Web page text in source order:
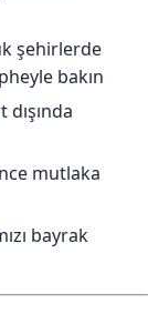
şehirlerde
bakın
mutlaka
bayrak